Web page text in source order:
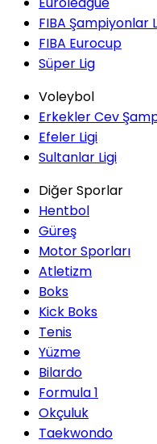
FIBA Şampiyonlar
FIBA Eurocup
Süper Lig
Voleybol
Erkekler Cev
Efeler Ligi
Sultanlar Ligi
Diğer Sporlar
Hentbol
Güreş
Motor Sporları
Atletizm
Boks
Kick Boks
Tenis
Yüzme
Bilardo
Formula 1
Okçuluk
Taekwondo